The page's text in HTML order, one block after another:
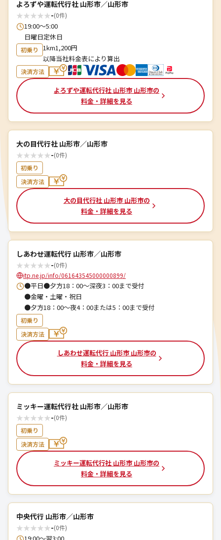
よろずや運転代行社 山形市／山形市
★★★★★-(0件)
19:00～5:00
日曜日定休日
初乗り
1km1,200円
以降当社料金表により算出
決済方法
よろずや運転代行社 山形市 山形市の
料金・詳細を見る
大の目代行社 山形市／山形市
★★★★★-(0件)
初乗り
決済方法
大の目代行社 山形市 山形市の
料金・詳細を見る
しあわせ運転代行 山形市／山形市
★★★★★-(0件)
itp.ne.jp/info/061643545000000899/
●平日●夕方18：00～深夜3：00まで受付
●金曜・土曜・祝日
●夕方18：00～夜4：00または5：00まで受付
初乗り
決済方法
しあわせ運転代行 山形市 山形市の
料金・詳細を見る
ミッキー運転代行社 山形市／山形市
★★★★★-(0件)
初乗り
決済方法
ミッキー運転代行社 山形市 山形市の
料金・詳細を見る
中央代行 山形市／山形市
★★★★★-(0件)